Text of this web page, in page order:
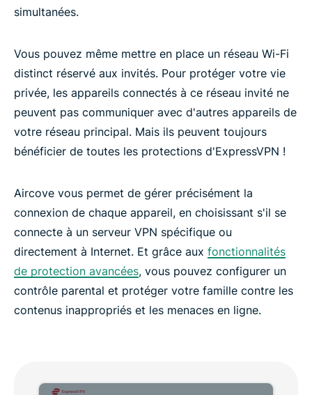
simultanées.
Vous pouvez même mettre en place un réseau Wi-Fi
distinct réservé aux invités. Pour protéger votre vie
privée, les appareils connectés à ce réseau invité ne
peuvent pas communiquer avec d'autres appareils de
votre réseau principal. Mais ils peuvent toujours
bénéficier de toutes les protections d'ExpressVPN !
Aircove vous permet de gérer précisément la
connexion de chaque appareil, en choisissant s'il se
connecte à un serveur VPN spécifique ou
directement à Internet. Et grâce aux fonctionnalités
de protection avancées, vous pouvez configurer un
contrôle parental et protéger votre famille contre les
contenus inappropriés et les menaces en ligne.